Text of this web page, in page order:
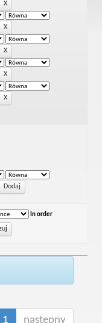
In order
1 następny